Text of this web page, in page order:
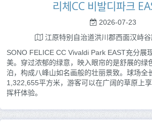
리체CC 비발디파크
2026-07-23
江原特别自治道洪川郡西面汉峙
SONO FELICE CC Vivaldi Park EAST充分展
美。穿过浓郁的绿意，映入眼帘的是舒展的绿
泊，构成八峰山如名画般的壮丽景致。球场全
1,322,655平方米，游客可以在广阔的草原上
挥杆体验。